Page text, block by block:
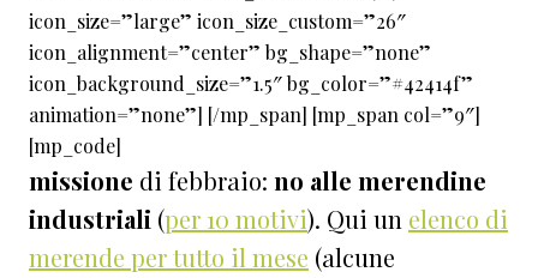
icon_size=”large” icon_size_custom=”26″
icon_alignment=”center” bg_shape=”none”
icon_background_size=”1.5″ bg_color=”#42414f”
animation=”none”] [/mp_span] [mp_span col=”9″]
[mp_code]
missione di febbraio: no alle merendine
industriali (per 10 motivi). Qui un elenco di
merende per tutto il mese (alcune